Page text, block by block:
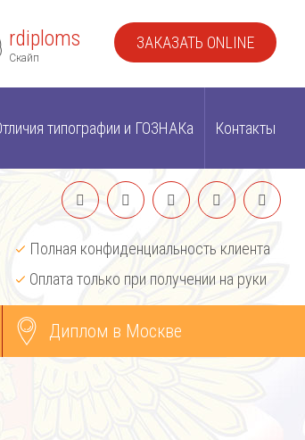
rdiploms
Скайп
ЗАКАЗАТЬ ONLINE
типографии и ГОЗНАКа Контакты
Полная конфиденциальность клиента
Оплата только при получении на руки
Диплом в Москве